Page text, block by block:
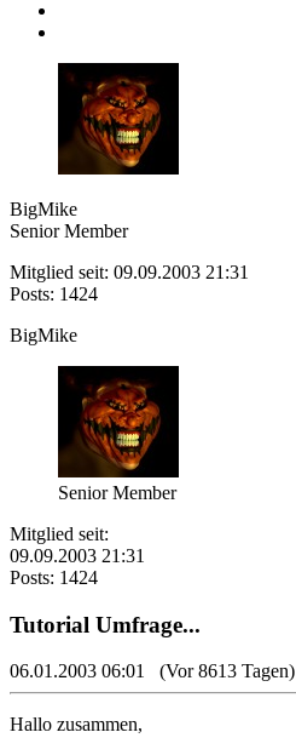
BigMike
Senior Member
Mitglied seit: 09.09.2003 21:31
Posts: 1424
BigMike
Senior Member
Mitglied seit:
09.09.2003 21:31
Posts: 1424
Tutorial Umfrage...
06.01.2003 06:01 (Vor 8613 Tagen)
Hallo zusammen,